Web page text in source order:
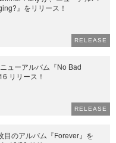
』をリリース！
RELEASE
ューアルバム『No Bad
リリース！
RELEASE
目のアルバム『Forever』を